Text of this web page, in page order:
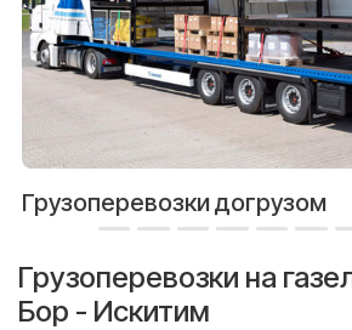
Грузоперевозки догрузом
Грузоперевозки на
Бор - Искитим